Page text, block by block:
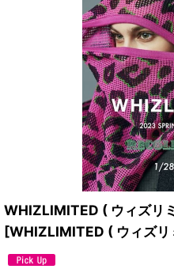
WHIZLIMITED ( ウィズリ
[WHIZLIMITED ( ウィズ